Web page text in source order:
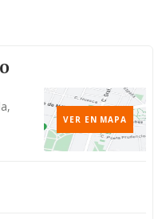
VER EN MAPA